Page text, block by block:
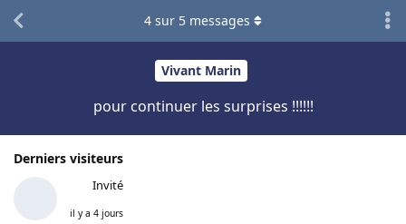
Vivant Marin
pour continuer les surprises !!!!!!
Derniers visiteurs
Invité
il y a 4 jours
4 sur 5 messages